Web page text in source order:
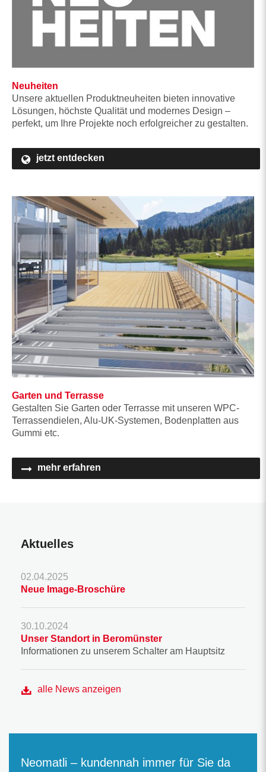
Neuheiten
Unsere aktuellen Produktneuheiten bieten innovative
Lösungen, höchste Qualität und modernes Design –
perfekt, um Ihre Projekte noch erfolgreicher zu gestalten.
jetzt entdecken
Garten und Terrasse
Gestalten Sie Garten oder Terrasse mit unseren WPC-
Terrassendielen, Alu-UK-Systemen, Bodenplatten aus
Gummi etc.
mehr erfahren
Aktuelles
02.04.2025
Neue Image-Broschüre
30.10.2024
Unser Standort in Beromünster
Informationen zu unserem Schalter am Hauptsitz
alle News anzeigen
Neomatli – kundennah immer für Sie da